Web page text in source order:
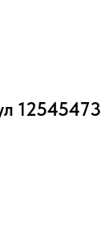
12545473